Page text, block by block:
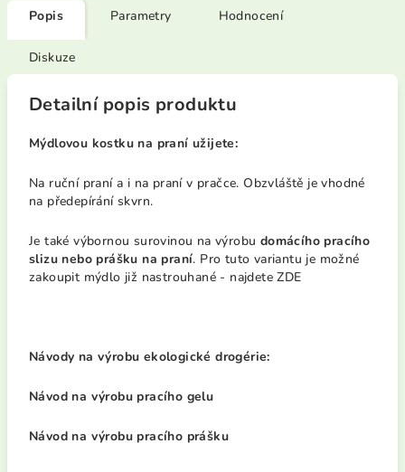
Popis Parametry Hodnocení
Diskuze
Detailní popis produktu
Mýdlovou kostku na praní užijete:
Na ruční praní a i na praní v pračce. Obzvláště je vhodné
na předepírání skvrn.
Je také výbornou surovinou na výrobu domácího pracího
slizu nebo prášku na praní. Pro tuto variantu je možné
zakoupit mýdlo již nastrouhané - najdete ZDE
Návody na výrobu ekologické drogérie:
Návod na výrobu pracího gelu
Návod na výrobu pracího prášku